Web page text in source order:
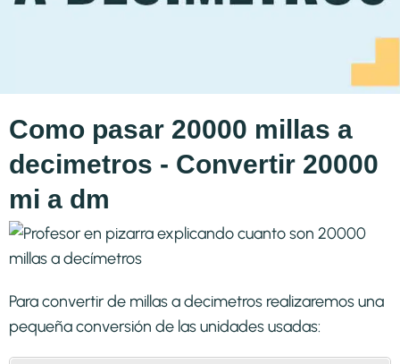
Como pasar 20000 millas a
decimetros - Convertir 20000
mi a dm
Para convertir de millas a decimetros realizaremos una
pequeña conversión de las unidades usadas: